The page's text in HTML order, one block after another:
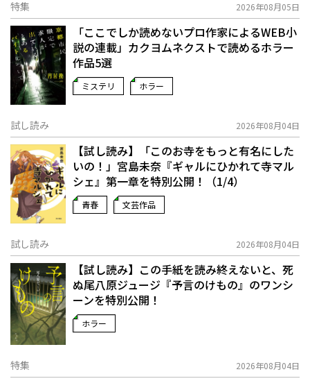
特集 2026年08月05日
「ここでしか読めないプロ作家によるWEB小
説の連載」――カクヨムネクストで読めるホラー
作品5選
ミステリ ホラー
試し読み 2026年08月04日
【試し読み】「このお寺をもっと有名にした
いの！」宮島未奈『ギャルにひかれて寺マル
シェ』第一章を特別公開！（1/4）
青春 文芸作品
試し読み 2026年08月04日
【試し読み】この手紙を読み終えないと、死
ぬ――尾八原ジュージ『予言のけもの』のワンシ
ーンを特別公開！
ホラー
特集 2026年08月04日